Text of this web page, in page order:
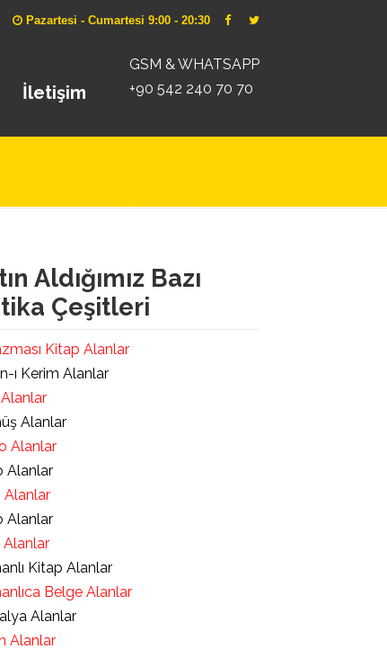
Pazartesi - Cumartesi 9:00 - 20:30
GSM & WHATSAPP
+90 542 240 70 70
İletişim
Aldığımız Bazı
Çeşitleri
Kitap Alanlar
ı Kerim Alanlar
Alanlar
Alanlar
Alanlar
Alanlar
Alanlar
Alanlar
Kitap Alanlar
Belge Alanlar
Alanlar
Alanlar